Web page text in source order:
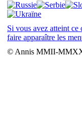
Si vous avez atteint
faire apparaître les
© Annis MMII-